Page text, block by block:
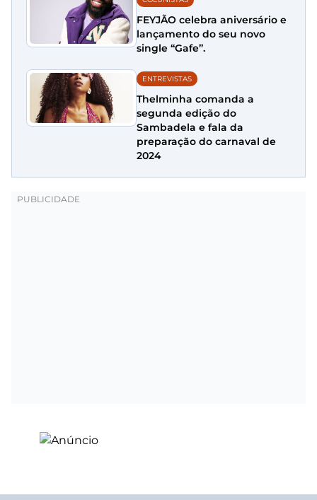
FEYJÃO celebra aniversário e
lançamento do seu novo
single “Gafe”.
ENTREVISTAS
Thelminha comanda a
segunda edição do
Sambadela e fala da
preparação do carnaval de
2024